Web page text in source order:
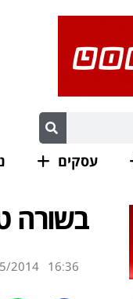
עסקים
בשורה
16:36
2014